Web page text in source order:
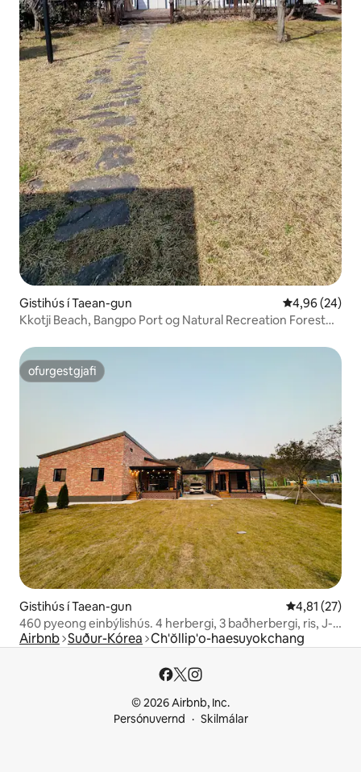
Gistihús í Taean-gun 4,96 af 5 í
4,96 (24)
Kkotji Beach, Bangpo Port og Natural Recreation Forest
einkahús 104
ofurgestgjafi
ofurgestgjafi
Gistihús í Taean-gun 4,81 af 5 í
4,81 (27)
460 pyeong einbýlishús. 4 herbergi, 3 baðherbergi, ris, J-
hús með viðbyggingu/allt að 16 manns
Airbnb Suður-Kórea Ch'ŏllip'o-haesuyokchang
© 2026 Airbnb, Inc.
Persónuvernd
Skilmálar